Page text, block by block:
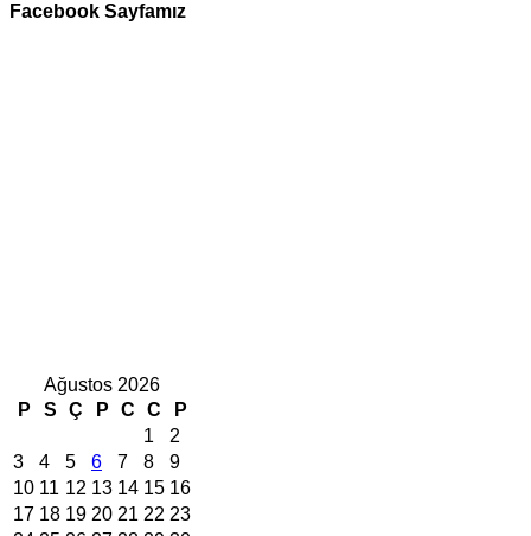
Facebook Sayfamız
Ağustos 2026
P
S Ç P C C
P
1
2
3
4 5 6 7 8
9
10 11 12 13 14 15 16
17 18 19 20 21 22 23